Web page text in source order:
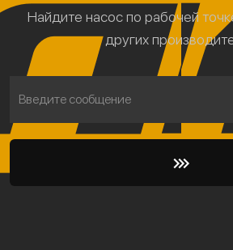
Найдите насос по рабочей
других
Введите сообщение